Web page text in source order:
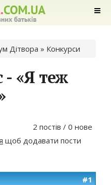
Дітвора » Конкурси
- «Я теж
2 постів / 0 нове
щоб додавати пости
#1